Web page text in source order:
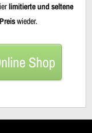
limitierte und seltene
wieder.
Shop